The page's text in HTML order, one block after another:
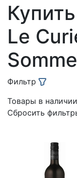
Le
Фильтр
Товары в наличии
Сбросить